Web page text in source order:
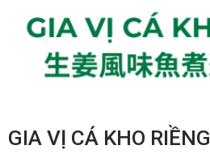
GIA VỊ CÁ KHO RIỀNG